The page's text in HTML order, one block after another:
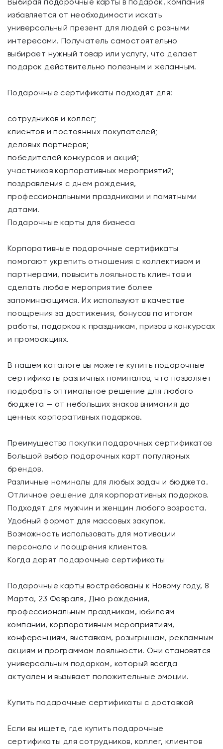
избавляется от необходимости искать
универсальный презент для людей с разными
интересами. Получатель самостоятельно
выбирает нужный товар или услугу, что делает
подарок действительно полезным и желанным.
Подарочные сертификаты подходят для:
сотрудников и коллег;
клиентов и постоянных покупателей;
деловых партнеров;
победителей конкурсов и акций;
участников корпоративных мероприятий;
поздравления с днем рождения,
профессиональными праздниками и памятными
датами.
Подарочные карты для бизнеса
Корпоративные подарочные сертификаты
помогают укрепить отношения с коллективом и
партнерами, повысить лояльность клиентов и
сделать любое мероприятие более
запоминающимся. Их используют в качестве
поощрения за достижения, бонусов по итогам
работы, подарков к праздникам, призов в конкурсах
и промоакциях.
В нашем каталоге вы можете купить подарочные
сертификаты различных номиналов, что позволяет
подобрать оптимальное решение для любого
бюджета — от небольших знаков внимания до
ценных корпоративных подарков.
Преимущества покупки подарочных сертификатов
Большой выбор подарочных карт популярных
брендов.
Различные номиналы для любых задач и бюджета.
Отличное решение для корпоративных подарков.
Подходят для мужчин и женщин любого возраста.
Удобный формат для массовых закупок.
Возможность использовать для мотивации
персонала и поощрения клиентов.
Когда дарят подарочные сертификаты
Подарочные карты востребованы к Новому году, 8
Марта, 23 Февраля, Дню рождения,
профессиональным праздникам, юбилеям
компании, корпоративным мероприятиям,
конференциям, выставкам, розыгрышам, рекламным
акциям и программам лояльности. Они становятся
универсальным подарком, который всегда
актуален и вызывает положительные эмоции.
Купить подарочные сертификаты с доставкой
Если вы ищете, где купить подарочные
сертификаты для сотрудников, коллег, клиентов